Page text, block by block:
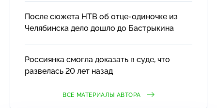
После сюжета НТВ об отце-одиночке из
Челябинска дело дошло до Бастрыкина
Россиянка смогла доказать в суде, что
развелась 20 лет назад
ВСЕ МАТЕРИАЛЫ АВТОРА